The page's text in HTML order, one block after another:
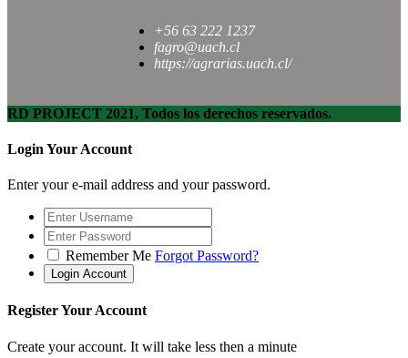
+56 63 222 1237
fagro@uach.cl
https://agrarias.uach.cl/
RD PROJECT 2021, Todos los derechos reservados.
Login Your Account
Enter your e-mail address and your password.
Remember Me Forgot Password?
Register Your Account
Create your account. It will take less then a minute